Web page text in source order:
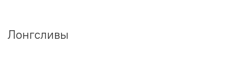
Лонгсливы